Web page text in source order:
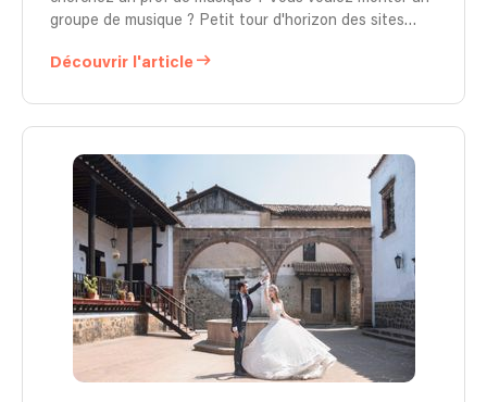
groupe de musique ? Petit tour d'horizon des sites
Découvrir l'article